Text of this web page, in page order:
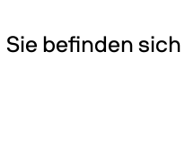
Sie befinden